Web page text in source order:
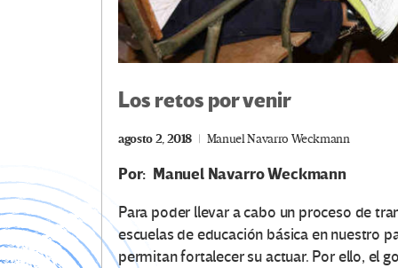
Los retos por venir
agosto 2, 2018 Manuel Navarro Weckmann
Por: Manuel Navarro Weckmann
Para poder llevar a cabo un proceso de
escuelas de educación básica en nuestro
permitan fortalecer su actuar. Por ello, el